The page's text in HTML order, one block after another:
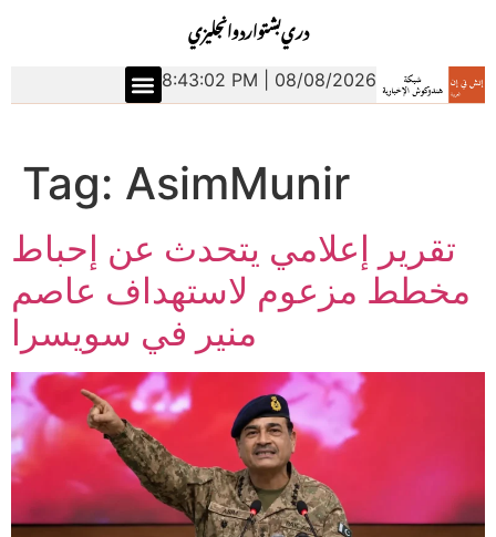
انجليزياردوبشتودري
8:43:02 PM | 08/08/2026
Tag: AsimMunir
تقرير إعلامي يتحدث عن إحباط
مخطط مزعوم لاستهداف عاصم
منير في سويسرا